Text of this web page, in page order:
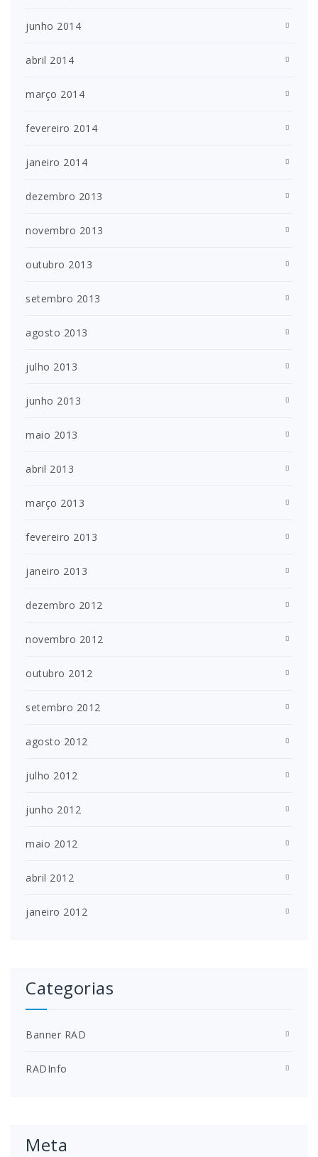
junho 2014
abril 2014
março 2014
fevereiro 2014
janeiro 2014
dezembro 2013
novembro 2013
outubro 2013
setembro 2013
agosto 2013
julho 2013
junho 2013
maio 2013
abril 2013
março 2013
fevereiro 2013
janeiro 2013
dezembro 2012
novembro 2012
outubro 2012
setembro 2012
agosto 2012
julho 2012
junho 2012
maio 2012
abril 2012
janeiro 2012
Categorias
Banner RAD
RADInfo
Meta